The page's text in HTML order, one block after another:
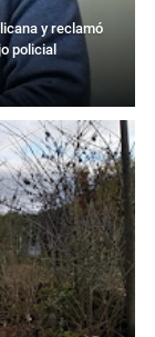
y reclamó
policial